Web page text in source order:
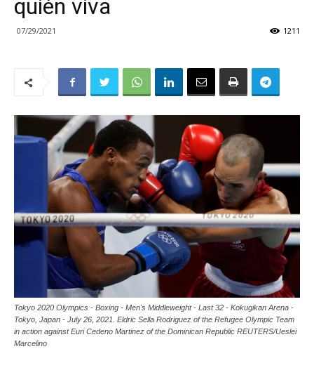
quién viva
07/29/2021 1211
Tokyo 2020 Olympics - Boxing - Men's Middleweight - Last 32 - Kokugikan Arena -
Tokyo, Japan - July 26, 2021. Eldric Sella Rodriguez of the Refugee Olympic Team
in action against Euri Cedeno Martinez of the Dominican Republic REUTERS/Ueslei
Marcelino